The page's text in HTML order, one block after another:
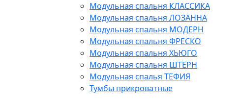
Модульная спальня КЛАССИКА
Модульная спальня ЛОЗАННА
Модульная спальня МОДЕРН
Модульная спальня ФРЕСКО
Модульная спальня ХЬЮГО
Модульная спальня ШТЕРН
Модульная спалья ТЕФИЯ
Тумбы прикроватные